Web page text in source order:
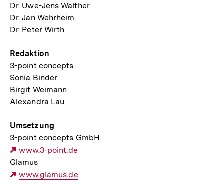
Dr. Uwe-Jens Walther
Dr. Jan Wehrheim
Dr. Peter Wirth
Redaktion
3-point concepts
Sonia Binder
Birgit Weimann
Alexandra Lau
Umsetzung
3-point concepts GmbH
Externer
Link:
www.3-point.de
Glamus
Externer
www.glamus.de